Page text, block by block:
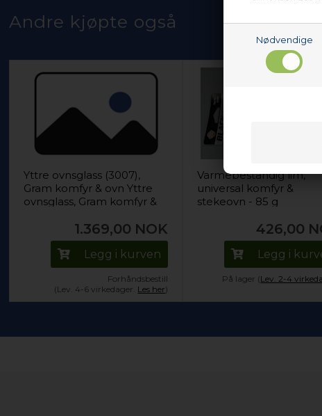
Nødvendige
Andre kjøpte også
Yttre ovnsglass (3007),
Gram komfyr & ovn Yttre
ovnsglass, Gram komfyr &
1.369,00 NOK
Legg i kurven
Forhåndsbestill
(Lev. 4-6 virkedager. Les her)
Varmebestandig lim,
universal komfyr &
stekeovn - 85 g
426,00
Legg i
På lager (Lev. 2-4